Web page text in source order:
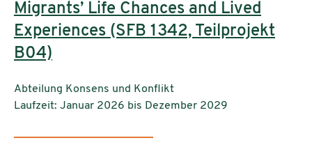
Migrants’ Life Chances and Lived
Experiences (SFB 1342, Teilprojekt
B04)
Einrichtungen:
Abteilung Konsens und Konflikt
Laufzeit: Januar 2026 bis Dezember 2029